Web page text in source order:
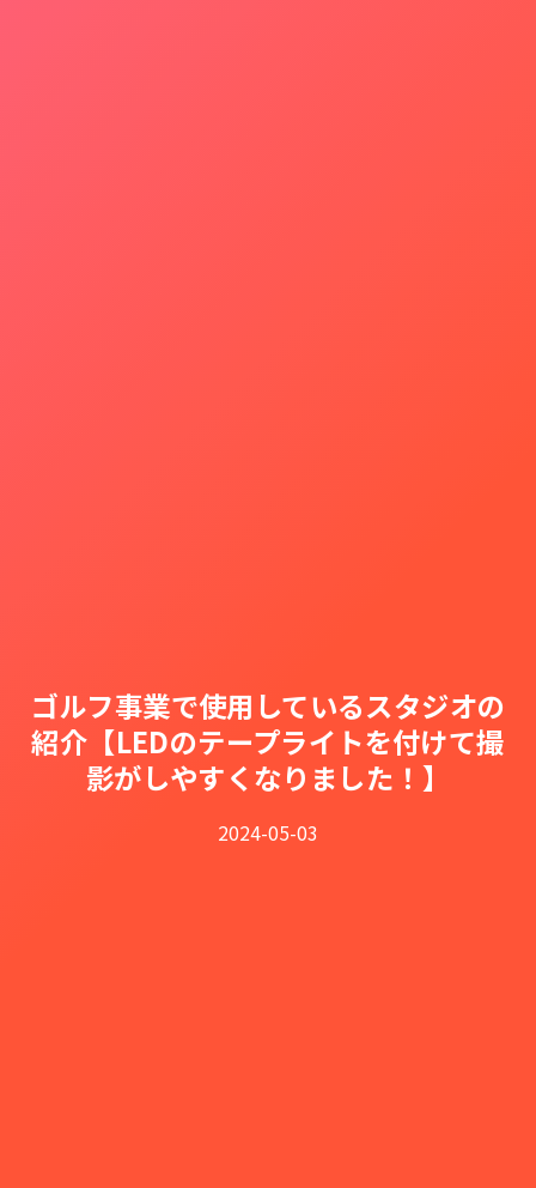
ゴルフ事業で使用しているスタジオの
紹介【LEDのテープライトを付けて撮
影がしやすくなりました！】
2024-05-03